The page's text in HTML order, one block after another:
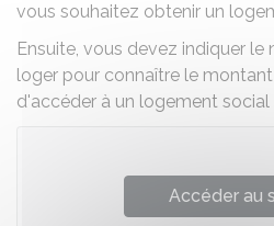
vous souhaitez obtenir un
Ensuite, vous devez indiquer
loger pour connaître le
d'accéder à un logement
Accéder au